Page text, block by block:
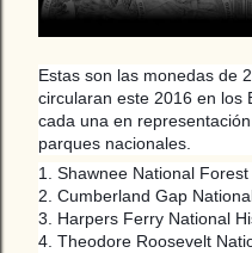
Estas son las monedas de
circularan este 2016 en los
cada una en
parques nacionales.
1. Shawnee National
2. Cumberland Gap
3. Harpers Ferry National
4. Theodore Roosevelt